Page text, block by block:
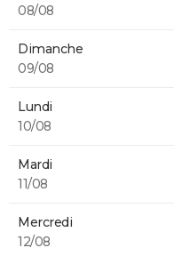
08/08
Dimanche
09/08
Lundi
10/08
Mardi
11/08
Mercredi
12/08